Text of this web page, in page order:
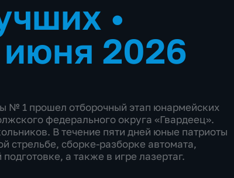
•
2026
№ 1 прошел отборочный этап юнармейских
федерального округа «Гвардеец».
В течение пяти дней юные патриоты
стрельбе, сборке-разборке автомата,
а также в игре лазертаг.